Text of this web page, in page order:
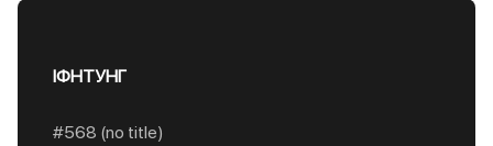
ІФНТУНГ
#568 (no title)